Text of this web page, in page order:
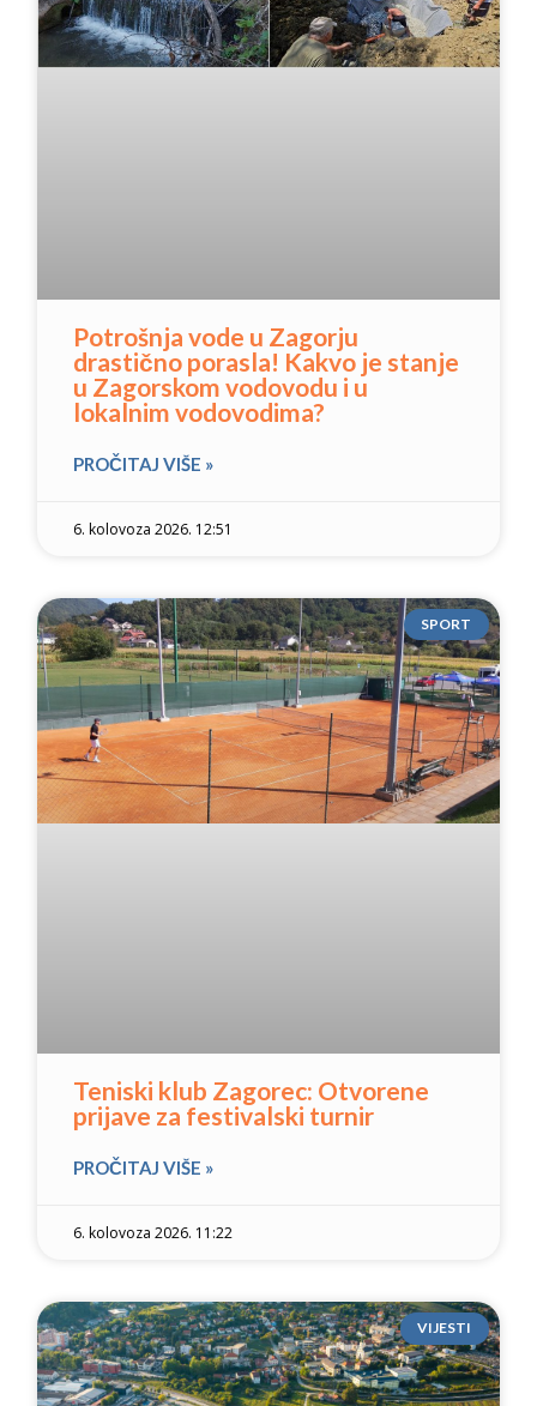
Potrošnja vode u Zagorju
drastično porasla! Kakvo je stanje
u Zagorskom vodovodu i u
lokalnim vodovodima?
PROČITAJ VIŠE »
6. kolovoza 2026. 12:51
SPORT
Teniski klub Zagorec: Otvorene
prijave za festivalski turnir
PROČITAJ VIŠE »
6. kolovoza 2026. 11:22
VIJESTI